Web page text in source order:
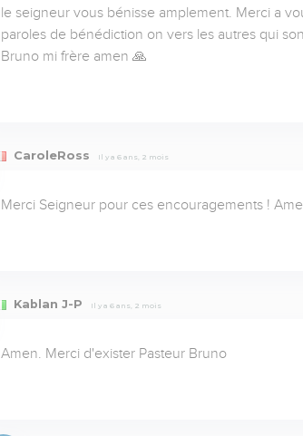
le seigneur vous bénisse amplement. Merci a
paroles de bénédiction on vers les autres qui
Bruno mi frère amen 🙏
CaroleRoss Il y a 6 ans, 2 mois
Merci Seigneur pour ces encouragements !
Kablan J-P Il y a 6 ans, 2 mois
Amen. Merci d'exister Pasteur Bruno